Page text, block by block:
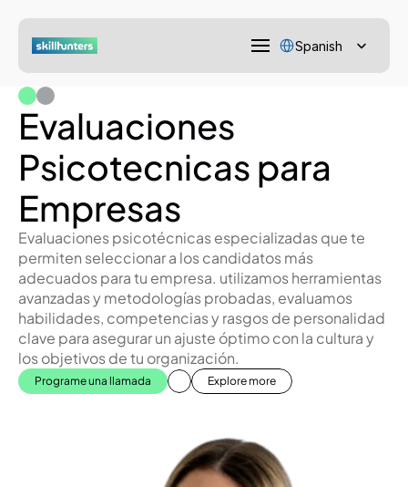
Spanish
Evaluaciones
Psicotecnicas para
Empresas
Evaluaciones psicotécnicas especializadas que te
permiten seleccionar a los candidatos más
adecuados para tu empresa. utilizamos herramientas
avanzadas y metodologías probadas, evaluamos
habilidades, competencias y rasgos de personalidad
clave para asegurar un ajuste óptimo con la cultura y
los objetivos de tu organización.
Programe una llamada Explore more